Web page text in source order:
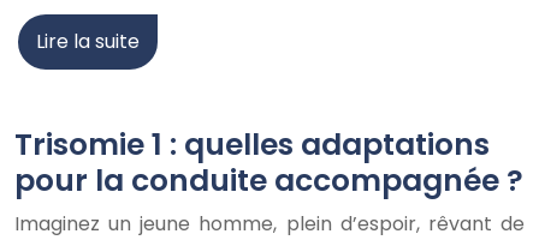
Lire la suite
Trisomie 1 : quelles adaptations
pour la conduite accompagnée ?
Imaginez un jeune homme, plein d’espoir, rêvant de